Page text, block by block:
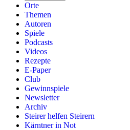
Orte
Themen
Autoren
Spiele
Podcasts
Videos
Rezepte
E-Paper
Club
Gewinnspiele
Newsletter
Archiv
Steirer helfen Steirern
Kärntner in Not